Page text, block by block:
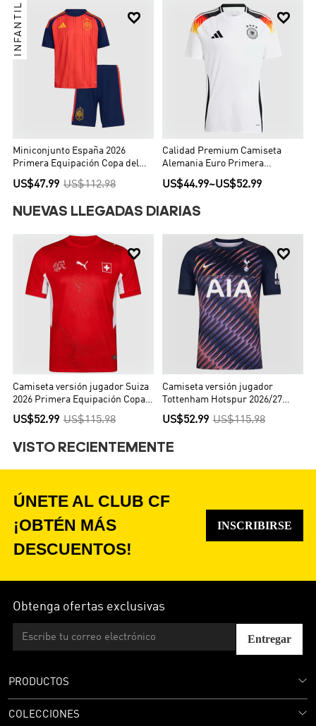

INFANTIL
Miniconjunto España 2026
Primera Equipación Copa del
Mundo Niño
US$47.99 US$112.98

Calidad Premium Camiseta
Alemania Euro Primera
Equipación Local Hombre -
Versión Hincha
US$44.99~US$52.99
NUEVAS LLEGADAS DIARIAS

Camiseta versión jugador Suiza
2026 Primera Equipación Copa
del Mundo - Versión Jugador
US$52.99 US$115.98

Camiseta versión jugador
Tottenham Hotspur 2026/27
Segunda Equipación - Versión
Jugador
US$52.99 US$115.98
VISTO RECIENTEMENTE
ÚNETE AL CLUB CF
¡OBTÉN MÁS
DESCUENTOS!
INSCRIBIRSE
Obtenga ofertas exclusivas
Entregar
PRODUCTOS
COLECCIONES